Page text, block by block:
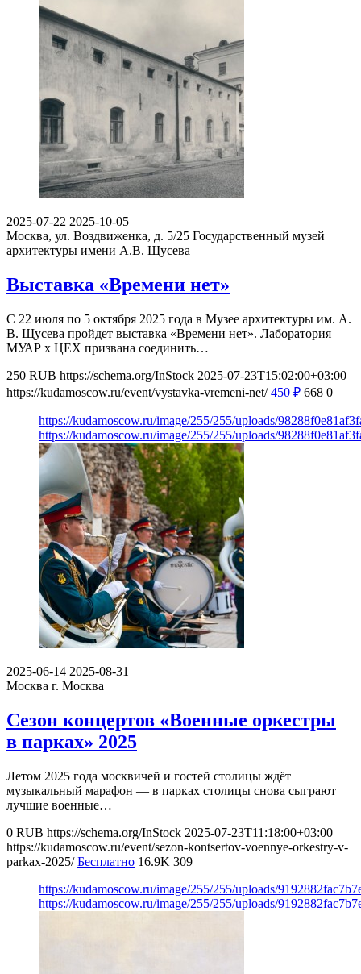
2025-07-22 2025-10-05
Москва, ул. Воздвиженка, д. 5/25 Государственный музей
архитектуры имени А.В. Щусева
Выставка «Времени нет»
С 22 июля по 5 октября 2025 года в Музее архитектуры им. А.
В. Щусева пройдет выставка «Времени нет». Лаборатория
МУАР х ЦЕХ призвана соединить…
250 RUB https://schema.org/InStock 2025-07-23T15:02:00+03:00
https://kudamoscow.ru/event/vystavka-vremeni-net/ 450 ₽ 668 0
https://kudamoscow.ru/image/255/255/uploads/
https://kudamoscow.ru/image/255/255/uploads/
2025-06-14 2025-08-31
Москва г. Москва
Сезон концертов «Военные оркестры
в парках» 2025
Летом 2025 года москвичей и гостей столицы ждёт
музыкальный марафон — в парках столицы снова сыграют
лучшие военные…
0 RUB https://schema.org/InStock 2025-07-23T11:18:00+03:00
https://kudamoscow.ru/event/sezon-kontsertov-voennye-orkestry-v-
parkax-2025/ Бесплатно 16.9K 309
https://kudamoscow.ru/image/255/255/uploads/
https://kudamoscow.ru/image/255/255/uploads/